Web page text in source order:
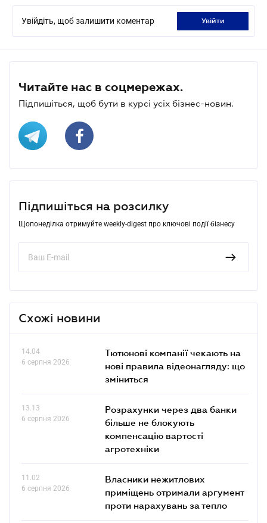
Увійдіть, щоб залишити коментар увійти
Читайте нас в соцмережах.
Підпишіться, щоб бути в курсі усіх бізнес-новин.
Підпишіться на розсилку
Щопонеділка отримуйте weekly-digest про ключові події бізнесу
Схожі новини
14.04
6 серпня 2026
Тютюнові компанії чекають на
нові правила відеонагляду: що
зміниться
13.13
6 серпня 2026
Розрахунки через два банки
більше не блокують
компенсацію вартості
агротехніки
11.02
6 серпня 2026
Власники нежитлових
приміщень отримали аргумент
проти нарахувань за тепло